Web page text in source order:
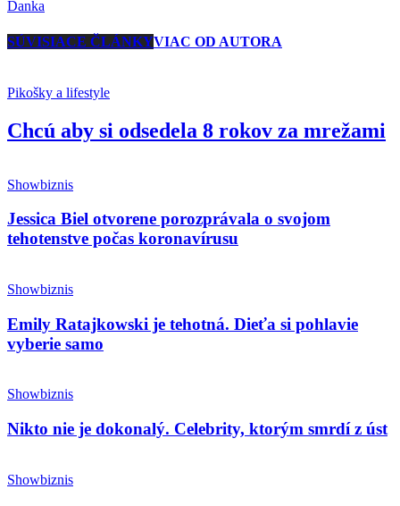
Danka
SÚVISIACE ČLÁNKYVIAC OD AUTORA
Pikošky a lifestyle
Chcú aby si odsedela 8 rokov za mrežami
Showbiznis
Jessica Biel otvorene porozprávala o svojom
tehotenstve počas koronavírusu
Showbiznis
Emily Ratajkowski je tehotná. Dieťa si pohlavie
vyberie samo
Showbiznis
Nikto nie je dokonalý. Celebrity, ktorým smrdí z úst
Showbiznis